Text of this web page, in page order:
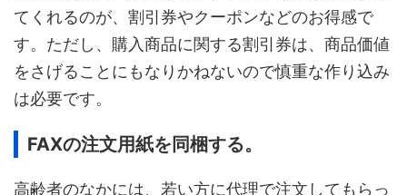
てくれるのが、割引券やクーポンなどのお得感で
す。ただし、購入商品に関する割引券は、商品価値
をさげることにもなりかねないので慎重な作り込み
は必要です。
FAXの注文用紙を同梱する。
高齢者のなかには、若い方に代理で注文してもらっ